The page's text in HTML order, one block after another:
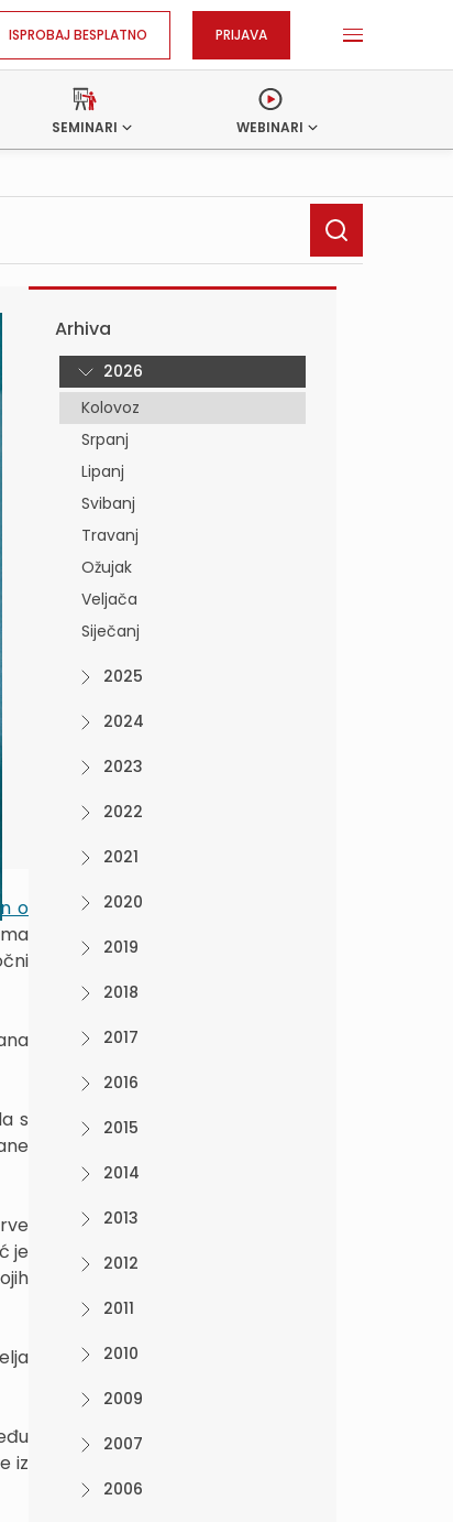
ISPROBAJ BESPLATNO PRIJAVA
SEMINARI WEBINARI
o
s
je
iz
Arhiva
2026
Kolovoz
Srpanj
Lipanj
Svibanj
Travanj
Ožujak
Veljača
Siječanj
2025
2024
2023
2022
2021
2020
2019
2018
2017
2016
2015
2014
2013
2012
2011
2010
2009
2007
2006